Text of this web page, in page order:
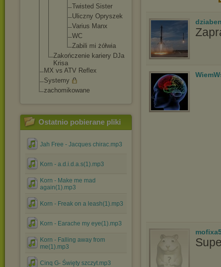
Twisted Sister
Uliczny Opryszek
Varius Manx
WC
Zabili mi żółwia
Zakończenie kariery DJa
Krisa
MX vs ATV Reflex
Systemy
zachomikowane
Ostatnio pobierane pliki
Jah Free - Jacques chirac.mp3
Korn - a.d.i.d.a.s(1).mp3
Korn - Make me mad
again(1).mp3
Korn - Freak on a leash(1).mp3
Korn - Earache my eye(1).mp3
Korn - Falling away from
me(1).mp3
Cinq G- Święty szczyt.mp3